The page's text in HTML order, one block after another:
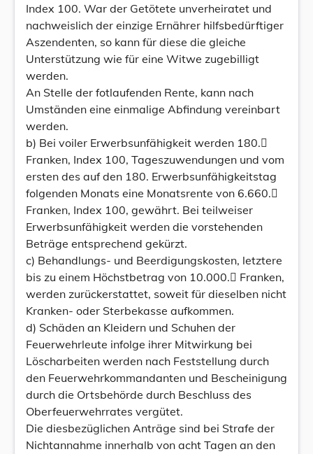
Index 100. War der Getötete unverheiratet und
nachweislich der einzige Ernährer hilfsbedürftiger
Aszendenten, so kann für diese die gleiche
Unterstützung wie für eine Witwe zugebilligt
werden.
An Stelle der fotlaufenden Rente, kann nach
Umständen eine einmalige Abfindung vereinbart
werden.
b) Bei voiler Erwerbsunfähigkeit werden 180.
Franken, Index 100, Tageszuwendungen und vom
ersten des auf den 180. Erwerbsunfähigkeitstag
folgenden Monats eine Monatsrente von 6.660.
Franken, Index 100, gewährt. Bei teilweiser
Erwerbsunfähigkeit werden die vorstehenden
Beträge entsprechend gekürzt.
c) Behandlungs- und Beerdigungskosten, letztere
bis zu einem Höchstbetrag von 10.000. Franken,
werden zurückerstattet, soweit für dieselben nicht
Kranken- oder Sterbekasse aufkommen.
d) Schäden an Kleidern und Schuhen der
Feuerwehrleute infolge ihrer Mitwirkung bei
Löscharbeiten werden nach Feststellung durch
den Feuerwehrkommandanten und Bescheinigung
durch die Ortsbehörde durch Beschluss des
Oberfeuerwehrrates vergütet.
Die diesbezüglichen Anträge sind bei Strafe der
Nichtannahme innerhalb von acht Tagen an den